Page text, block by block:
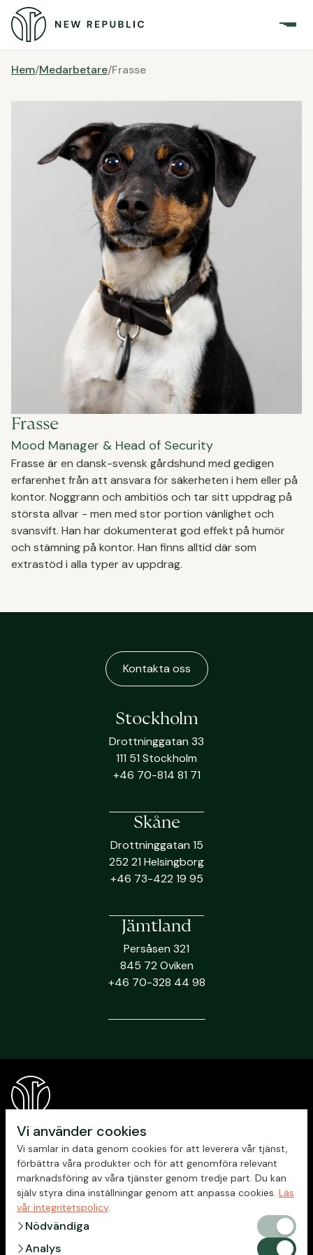
Vi använder cookies
Vi samlar in data genom cookies för att leverera vår tjänst,
förbättra våra produkter och för att genomföra relevant
marknadsföring av våra tjänster genom tredje part. Du kan
själv styra dina inställningar genom att anpassa cookies. Läs
vår integritetspolicy.
chevron_rightNödvändiga
chevron_rightAnalys
Hem/Medarbetare/Frasse
Frasse
Mood Manager & Head of Security
Frasse är en dansk-svensk gårdshund med gedigen
erfarenhet från att ansvara för säkerheten i hem eller på
kontor. Noggrann och ambitiös och tar sitt uppdrag på
största allvar - men med stor portion vänlighet och
svansvift. Han har dokumenterat god effekt på humör
och stämning på kontor. Han finns alltid där som
extrastöd i alla typer av uppdrag.
Kontakta oss
Stockholm
Drottninggatan 33
111 51 Stockholm
+46 70-814 81 71
Skåne
Drottninggatan 15
252 21 Helsingborg
+46 73-422 19 95
Jämtland
Persåsen 321
845 72 Oviken
+46 70-328 44 98
Integritetspolicy